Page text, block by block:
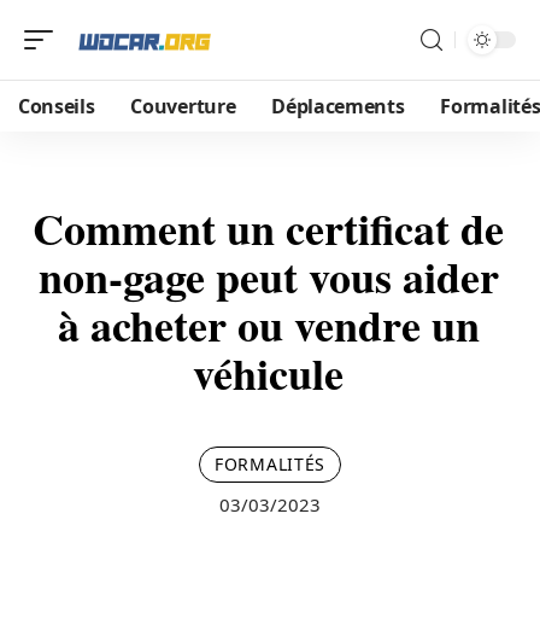
Conseils Couverture Déplacements Formalités
Comment un certificat de
non-gage peut vous aider
à acheter ou vendre un
véhicule
FORMALITÉS
03/03/2023